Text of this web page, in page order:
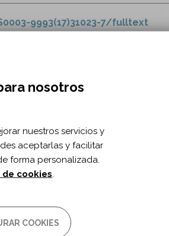
9993(17)31023-7/fulltext
nosotros
nuestros servicios y
aceptarlas y facilitar
forma personalizada.
cookies
COOKIES